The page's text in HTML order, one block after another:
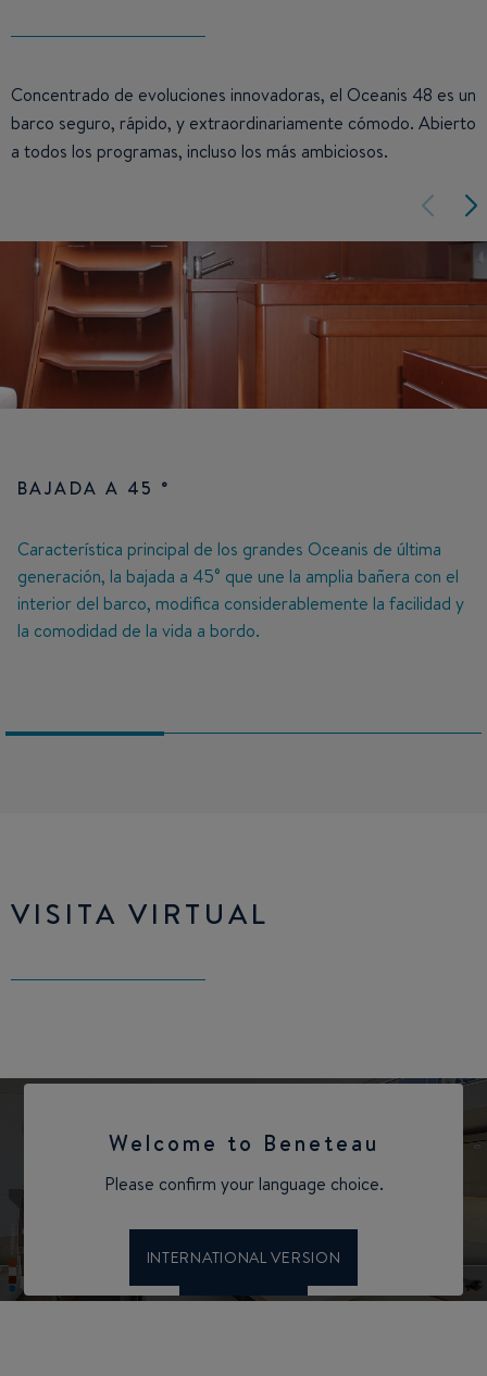
Concentrado de evoluciones innovadoras, el Oceanis 48 es un
barco seguro, rápido, y extraordinariamente cómodo. Abierto
a todos los programas, incluso los más ambiciosos.
BAJADA A 45 °
Característica principal de los grandes Oceanis de última
generación, la bajada a 45° que une la amplia bañera con el
interior del barco, modifica considerablemente la facilidad y
la comodidad de la vida a bordo.
VISITA VIRTUAL